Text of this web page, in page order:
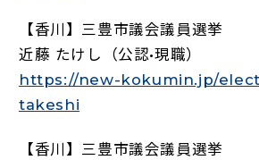
【香川】三豊市議会議員選挙
近藤 たけし（公認•現職）
https://new-kokumin.jp/
takeshi
【香川】三豊市議会議員選挙